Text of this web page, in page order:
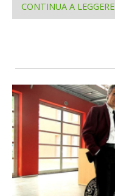
CONTINUA A LEGGERE